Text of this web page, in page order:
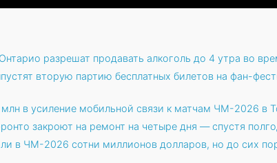
разрешат продавать алкоголь до 4 утра во
вторую партию бесплатных билетов на фан-
в усиление мобильной связи к матчам ЧМ-2026 в
закроют на ремонт на четыре дня — спустя
в ЧМ-2026 сотни миллионов долларов, но до сих